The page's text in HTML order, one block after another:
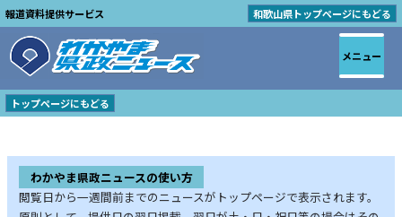
報道資料提供サービス 和歌山県トップページにもどる
トップページにもどる
わかやま県政ニュースの使い方
閲覧日から一週間前までのニュースがトップページで表示されます。
メニュー